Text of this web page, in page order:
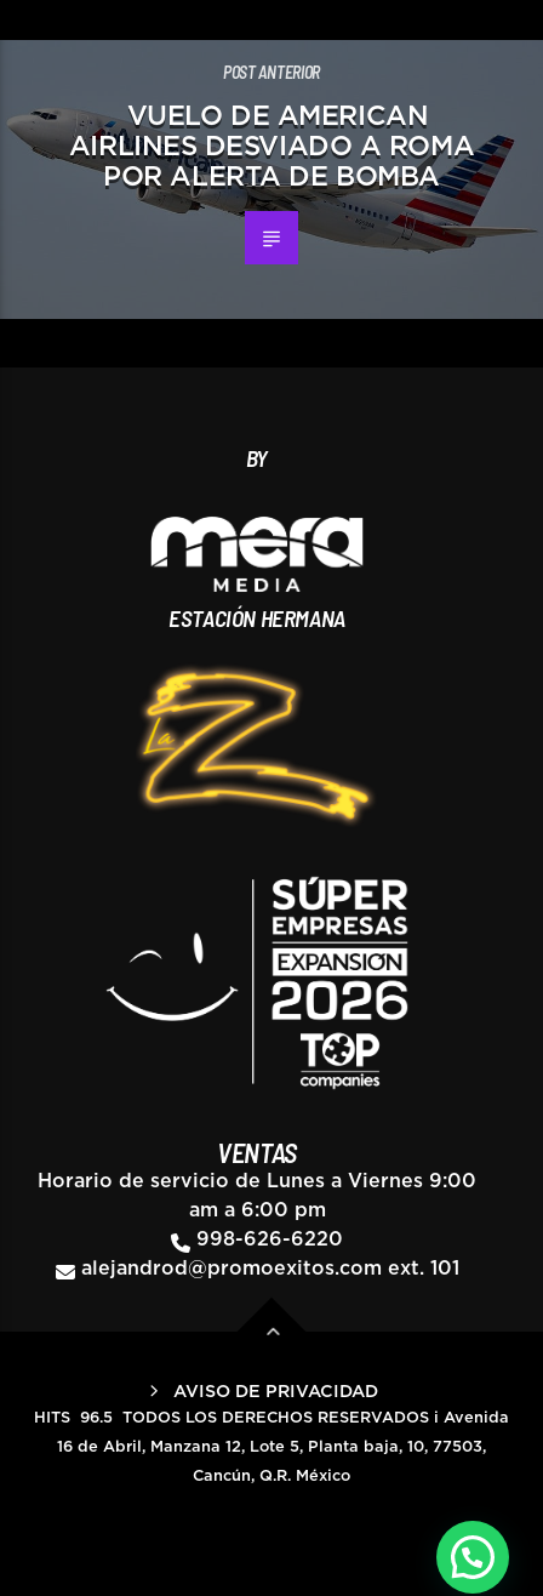
POST ANTERIOR
VUELO DE AMERICAN
AIRLINES DESVIADO A ROMA
POR ALERTA DE BOMBA
BY
ESTACIÓN HERMANA
VENTAS
Horario de servicio de Lunes a Viernes 9:00
am a 6:00 pm
998-626-6220
alejandrod@promoexitos.com ext. 101
AVISO DE PRIVACIDAD
HITS 96.5 TODOS LOS DERECHOS RESERVADOS i Avenida
16 de Abril, Manzana 12, Lote 5, Planta baja, 10, 77503,
Cancún, Q.R. México